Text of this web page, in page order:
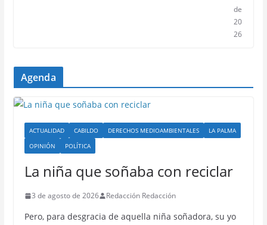
de
20
26
Agenda
ACTUALIDAD CABILDO DERECHOS MEDIOAMBIENTALES
LA PALMA
OPINIÓN
POLÍTICA
La niña que soñaba con reciclar
3 de agosto de 2026 Redacción Redacción
Pero, para desgracia de aquella niña soñadora, su yo